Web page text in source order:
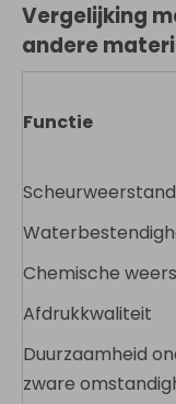
Vergelijking
andere
Functie
Scheurweerstand
Chemische
Afdrukkwaliteit
Duurzaamheid
zware